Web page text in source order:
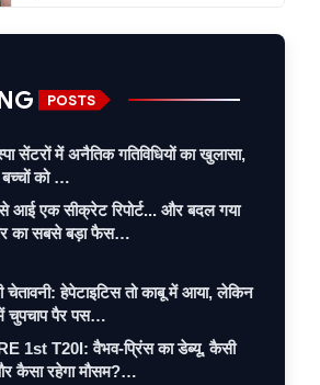
POSTS
सेंटरों में अनैतिक गतिविधियों का खुलासा,
को …
आई एक सीक्रेट रिपोर्ट... और बदल गया
का सबसे बड़ा फैस…
हेपेटाइटिस तो काबू में आया, लेकिन
चुपचाप पैर पस…
1st T20I: वैभव-प्रिंस का डेब्यू, कैसी
कैसा रहेगा मौसम?…